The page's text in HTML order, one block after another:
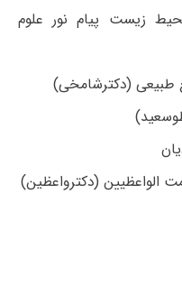
زیست پیام نور علوم
طبیعی (دکترشامخی)
الواعظیین (دکترواعظین)